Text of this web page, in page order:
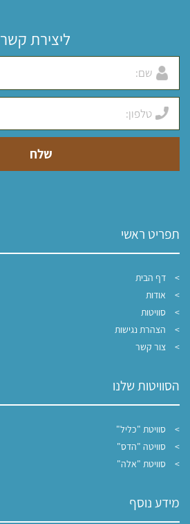
ליצירת קשר
תפריט ראשי
דף הבית
אודות
סוויטות
הצהרת נגישות
צור קשר
הסוויטות שלנו
סוויטת "כליל"
סוויטה "הדס"
סוויטת "אלה"
מידע נוסף